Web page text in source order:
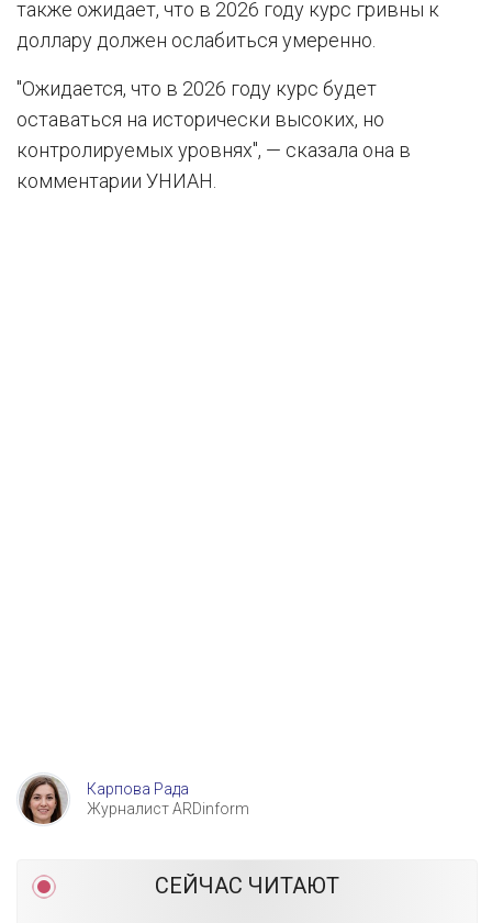
также ожидает, что в 2026 году курс гривны к
доллару должен ослабиться умеренно.
"Ожидается, что в 2026 году курс будет
оставаться на исторически высоких, но
контролируемых уровнях", — сказала она в
комментарии УНИАН.
Карпова Рада
Журналист ARDinform
СЕЙЧАС ЧИТАЮТ